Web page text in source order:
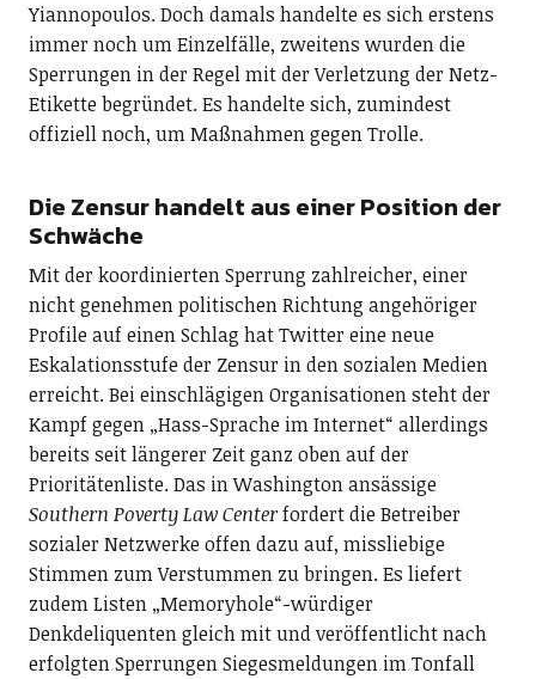
Yiannopoulos. Doch damals handelte es sich erstens
immer noch um Einzelfälle, zweitens wurden die
Sperrungen in der Regel mit der Verletzung der Netz-
Etikette begründet. Es handelte sich, zumindest
offiziell noch, um Maßnahmen gegen Trolle.
Die Zensur handelt aus einer Position der
Schwäche
Mit der koordinierten Sperrung zahlreicher, einer
nicht genehmen politischen Richtung angehöriger
Profile auf einen Schlag hat Twitter eine neue
Eskalationsstufe der Zensur in den sozialen Medien
erreicht. Bei einschlägigen Organisationen steht der
Kampf gegen „Hass-Sprache im Internet“ allerdings
bereits seit längerer Zeit ganz oben auf der
Prioritätenliste. Das in Washington ansässige
Southern Poverty Law Centerfordert die Betreiber
sozialer Netzwerke offen dazu auf, missliebige
Stimmen zum Verstummen zu bringen. Es liefert
zudem Listen „Memoryhole“-würdiger
Denkdeliquenten gleich mit und veröffentlicht nach
erfolgten Sperrungen Siegesmeldungen im Tonfall